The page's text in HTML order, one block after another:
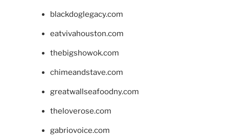
blackdoglegacy.com
eatvivahouston.com
thebigshowok.com
chimeandstave.com
greatwallseafoodny.com
theloverose.com
gabriovoice.com